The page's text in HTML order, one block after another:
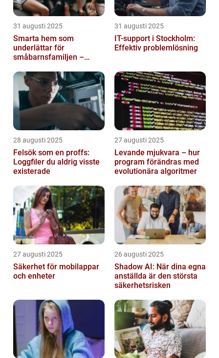
31 augusti 2025
Smarta hem som
underlättar för
småbarnsfamiljen –
barnens dagliga rutiner
31 augusti 2025
IT-support i Stockholm:
Effektiv problemlösning
28 augusti 2025
Felsök som en proffs:
Loggfiler du aldrig visste
existerade
27 augusti 2025
Levande mjukvara – hur
program förändras med
evolutionära algoritmer
27 augusti 2025
Säkerhet för mobilappar
och enheter
26 augusti 2025
Shadow AI: När dina egna
anställda är den största
säkerhetsrisken